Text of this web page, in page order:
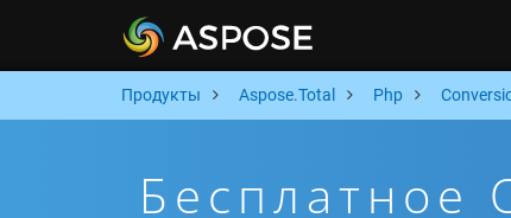
Продукты Aspose.Total Php
Бесплатное